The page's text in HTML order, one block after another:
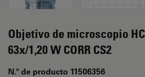
Objetivo de microscopio HC
63x/1,20 W CORR CS2
N.º de producto 11506356